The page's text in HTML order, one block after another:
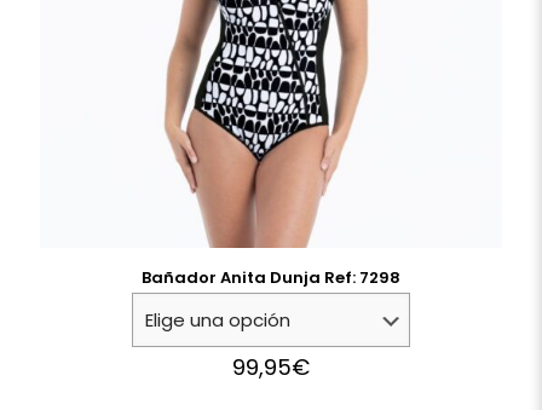
Bañador Anita Dunja Ref: 7298
99,95€